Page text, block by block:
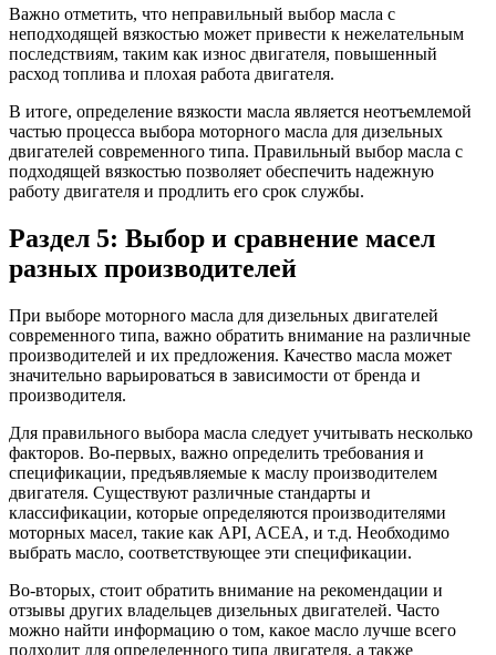
Важно отметить, что неправильный выбор масла с
неподходящей вязкостью может привести к нежелательным
последствиям, таким как износ двигателя, повышенный
расход топлива и плохая работа двигателя.
В итоге, определение вязкости масла является неотъемлемой
частью процесса выбора моторного масла для дизельных
двигателей современного типа. Правильный выбор масла с
подходящей вязкостью позволяет обеспечить надежную
работу двигателя и продлить его срок службы.
Раздел 5: Выбор и сравнение масел
разных производителей
При выборе моторного масла для дизельных двигателей
современного типа, важно обратить внимание на различные
производителей и их предложения. Качество масла может
значительно варьироваться в зависимости от бренда и
производителя.
Для правильного выбора масла следует учитывать несколько
факторов. Во-первых, важно определить требования и
спецификации, предъявляемые к маслу производителем
двигателя. Существуют различные стандарты и
классификации, которые определяются производителями
моторных масел, такие как API, ACEA, и т.д. Необходимо
выбрать масло, соответствующее эти спецификации.
Во-вторых, стоит обратить внимание на рекомендации и
отзывы других владельцев дизельных двигателей. Часто
можно найти информацию о том, какое масло лучше всего
подходит для определенного типа двигателя, а также